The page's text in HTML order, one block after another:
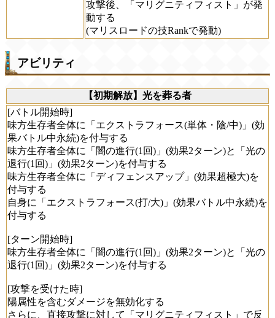
攻撃後、「マリグニティフィスト」が発
動する
(マリスロードの技Rankで発動)
アビリティ
【初期解放】光を葬る者
[バトル開始時]
味方生存者全体に「エクストラフォース(単体・陰/中)」(効
果バトル中永続)を付与する
味方生存者全体に「闇の進行(1回)」(効果2ターン)と「光の
退行(1回)」(効果2ターン)を付与する
味方生存者全体に「ディフェンスアップ」(効果超極大)を
付与する
自身に「エクストラフォース(打/大)」(効果バトル中永続)を
付与する
[ターン開始時]
味方生存者全体に「闇の進行(1回)」(効果2ターン)と「光の
退行(1回)」(効果2ターン)を付与する
[攻撃を受けた時]
陽属性を含むダメージを無効化する
さらに、直接攻撃に対して「マリグニティフィスト」で反